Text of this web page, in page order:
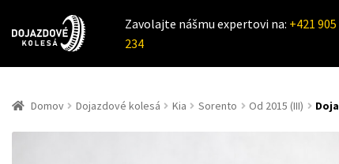
Zavolajte nášmu expertovi na: +421 905
234
Domov Dojazdové kolesá Kia Sorento Od 2015 (III)